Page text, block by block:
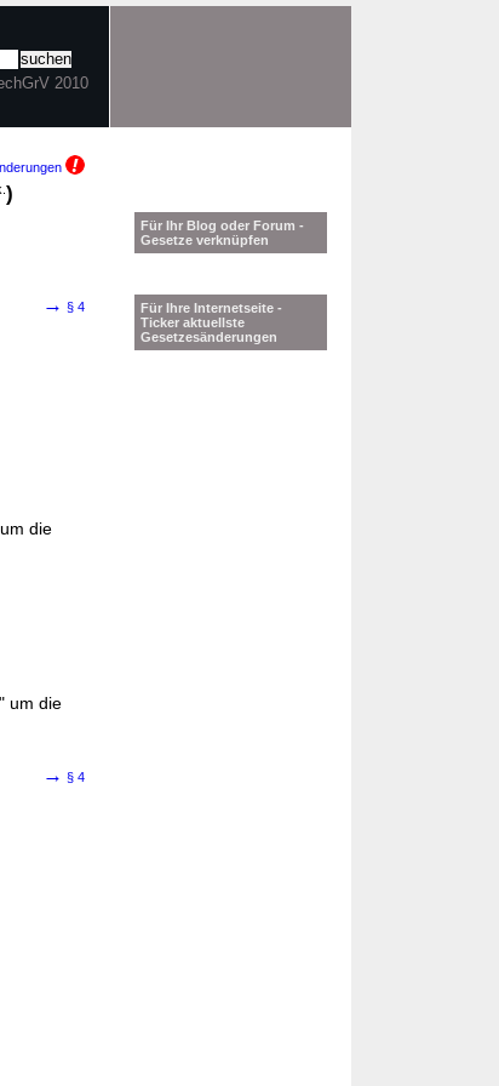
2010
)
→ § 4
die
um die
→ § 4
Für Ihr Blog oder Forum -
Gesetze verknüpfen
Für Ihre Internetseite -
Ticker aktuellste
Gesetzesänderungen